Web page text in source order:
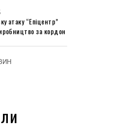
атаку “Епіцентр”
за кордон